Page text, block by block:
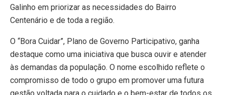
Galinho em priorizar as necessidades do Bairro
Centenário e de toda a região.
O “Bora Cuidar”, Plano de Governo Participativo, ganha
destaque como uma iniciativa que busca ouvir e atender
às demandas da população. O nome escolhido reflete o
compromisso de todo o grupo em promover uma futura